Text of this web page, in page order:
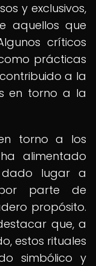
y exclusivos,
aquellos que
críticos
prácticas
a la
en torno a la
torno a los
alimentado
lugar a
por parte de
propósito.
que, a
estos rituales
simbólico y